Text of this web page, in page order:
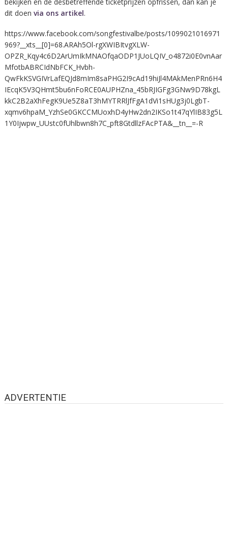
dit doen via ons artikel.
https://www.facebook.com/songfestivalbe/posts/1099021016971
969?__xts__[0]=68.ARAh5Ol-rgXWIBItvgXLW-
OPZR_Kqy4c6D2ArUmIkMNAOfqaODP1JUoLQIV_o4872i0E0vnAar
MfotbABRCIdNbFCK_Hvbh-
QwFkKSVGIVrLafEQJd8mIm8saPHG2I9cAd19hiJl4MAkMenPRn6H4
IEcqK5V3QHmt5bu6nFoRCE0AUPHZna_45bRJIGFg3GNw9D78kgL
kkC2B2aXhFegK9Ue5Z8aT3hMYTRRlJfFgA1dVi1sHUg3j0LgbT-
xqmv6hpaM_YzhSe0GKCCMUoxhD4yHw2dn2IKSo1t47qYlIB83g5L
1Y0Ijwpw_UUstc0fUhlbwn8h7C_pft8GtdllzFAcPTA&__tn__=-R
ADVERTENTIE